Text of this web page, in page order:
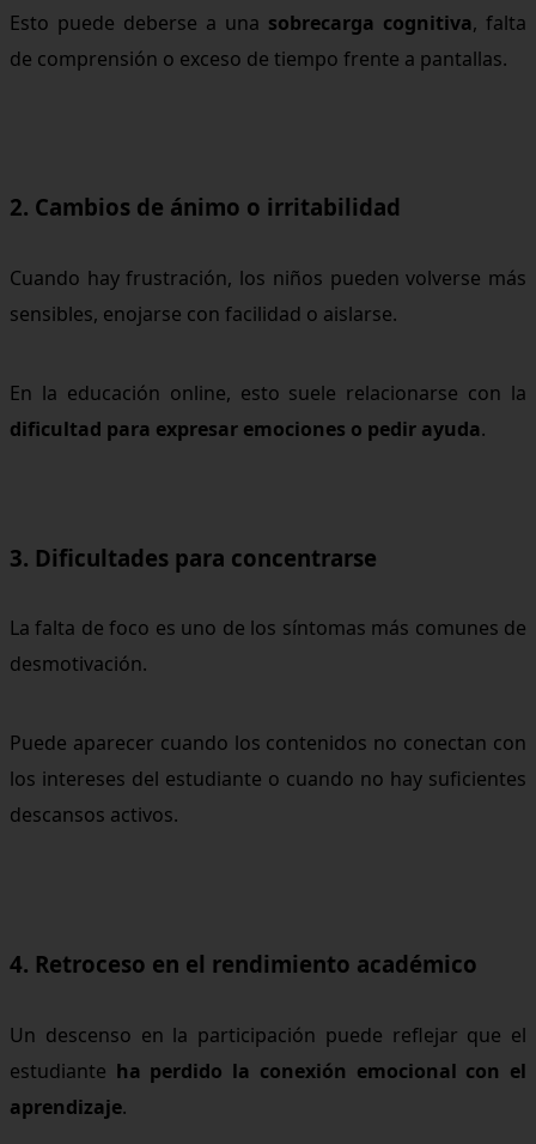
Esto puede deberse a una sobrecarga cognitiva, falta
de comprensión o exceso de tiempo frente a pantallas.
2. Cambios de ánimo o irritabilidad
Cuando hay frustración, los niños pueden volverse más
sensibles, enojarse con facilidad o aislarse.
En la educación online, esto suele relacionarse con la
dificultad para expresar emociones o pedir ayuda.
3. Dificultades para concentrarse
La falta de foco es uno de los síntomas más comunes de
desmotivación.
Puede aparecer cuando los contenidos no conectan con
los intereses del estudiante o cuando no hay suficientes
descansos activos.
4. Retroceso en el rendimiento académico
Un descenso en la participación puede reflejar que el
estudiante ha perdido la conexión emocional con el
aprendizaje.